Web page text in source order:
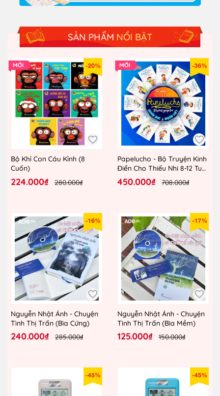
SẢN PHẨM NỔI BẬT
-20%
Bộ Khỉ Con Cáu Kỉnh (8
Cuốn)
224.000₫ 280.000₫
-36%
Papelucho - Bộ Truyện Kinh
Điển Cho Thiếu Nhi 8-12 Tuổi
(12 Tập Lẻ)
450.000₫ 708.000₫
-16%
Nguyễn Nhật Ánh - Chuyện
Tình Thị Trấn (Bìa Cứng)
240.000₫ 285.000₫
-17%
Nguyễn Nhật Ánh - Chuyện
Tình Thị Trấn (Bìa Mềm)
125.000₫ 150.000₫
-45% -45%